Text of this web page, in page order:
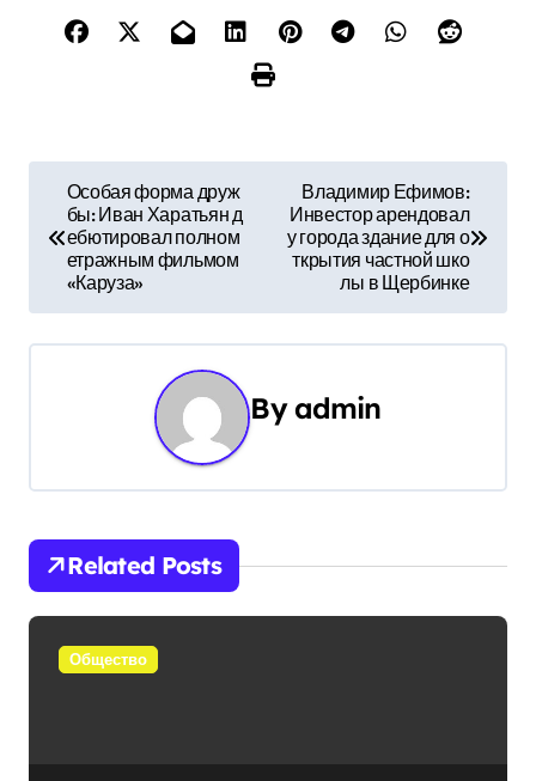
и
ц
и
я
п
Особая форма друж
бы: Иван Харатьян д
ебютировал полном
етражным фильмом
«Каруза»
Владимир Ефимов:
Инвестор арендовал
у города здание для о
ткрытия частной шко
лы в Щербинке
Byadmin
Related Posts
Общество